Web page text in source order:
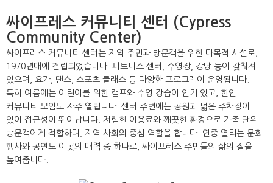
싸이프레스 커뮤니티 센터 (Cypress
Community Center)
싸이프레스 커뮤니티 센터는 지역 주민과 방문객을 위한 다목적 시설로,
1970년대에 건립되었습니다. 피트니스 센터, 수영장, 강당 등이 갖춰져
있으며, 요가, 댄스, 스포츠 클래스 등 다양한 프로그램이 운영됩니다.
특히 여름에는 어린이를 위한 캠프와 수영 강습이 인기 있고, 한인
커뮤니티 모임도 자주 열립니다. 센터 주변에는 공원과 넓은 주차장이
있어 접근성이 뛰어납니다. 저렴한 이용료와 깨끗한 환경으로 가족 단위
방문객에게 적합하며, 지역 사회의 중심 역할을 합니다. 연중 열리는 문화
행사와 공연도 이곳의 매력 중 하나로, 싸이프레스 주민들의 삶의 질을
높여줍니다.